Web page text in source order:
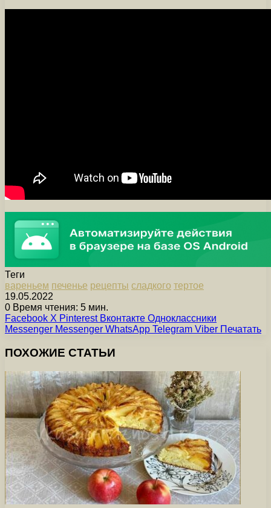
Теги
вареньем печенье рецепты сладкого тертое
19.05.2022
0 Время чтения: 5 мин.
Facebook X Pinterest Вконтакте Одноклассники
Messenger Messenger WhatsApp Telegram Viber Печатать
ПОХОЖИЕ СТАТЬИ